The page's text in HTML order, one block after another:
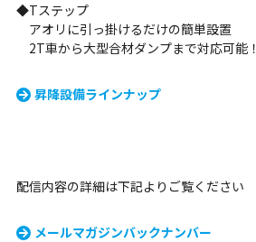
◆Tステップ
アオリに引っ掛けるだけの簡単設置
2T車から大型合材ダンプまで対応可能！
昇降設備ラインナップ
配信内容の詳細は下記よりご覧ください
メールマガジンバックナンバー